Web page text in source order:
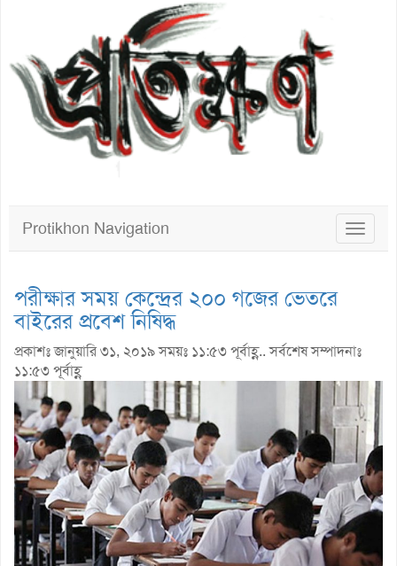
Toggle
Protikhon Navigation
পরীক্ষার সময় কেন্দ্রের ২০০ গজের ভেতরে
বাইরের প্রবেশ নিষিদ্ধ
প্রকাশঃ জানুয়ারি ৩১, ২০১৯ সময়ঃ ১১:৫৩ পূর্বাহ্ণ.. সর্বশেষ সম্পাদনাঃ
১১:৫৩ পূর্বাহ্ণ